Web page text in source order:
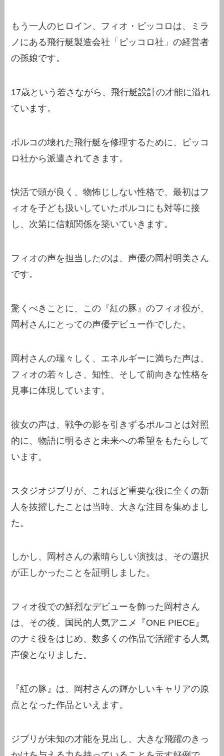
もう一人のヒロイン、フィオ・ピッコロは、ミラ
ノにある飛行艇製造会社「ピッコロ社」の経営者
の孫娘です。
17歳という若さながら、飛行艇設計の才能に溢れ
ています。
ポルコの壊れた飛行艇を修理するために、ピッコ
ロ社から派遣されてきます。
快活で頭が良く、物怖じしない性格で、最初はフ
ィオを子ども扱いしていたポルコにも対等に接
し、次第に信頼関係を築いていきます。
フィオの声を担当したのは、声優の岡村明美さん
です。
驚くべきことに、この『紅の豚』のフィオ役が、
岡村さんにとっての声優デビュー作でした。
岡村さんの瑞々しく、エネルギーに満ちた声は、
フィオの若々しさ、知性、そして前向きな性格を
見事に体現しています。
彼女の声は、戦争の影を引きずるポルコとは対照
的に、物語に明るさと未来への希望をもたらして
います。
スタジオジブリが、これほど重要な役に全くの新
人を抜擢したことは当時、大きな注目を集めまし
た。
しかし、岡村さんの素晴らしい演技は、その選択
が正しかったことを証明しました。
フィオ役での鮮烈なデビューを飾った岡村さん
は、その後、国民的人気アニメ『ONE PIECE』
のナミ役をはじめ、数多くの作品で活躍する人気
声優となりました。
『紅の豚』は、岡村さんの輝かしいキャリアの原
点となった作品といえます。
ジブリが未知の才能を見出し、大きな飛躍のきっ